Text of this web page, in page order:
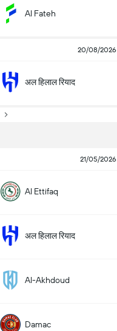
Al Fateh
20/08/2026
अल हिलाल रियाद
21/05/2026
Al Ettifaq
अल हिलाल रियाद
Al-Akhdoud
Damac